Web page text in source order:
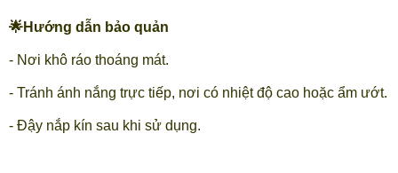
🌟Hướng dẫn bảo quản
- Nơi khô ráo thoáng mát.
- Tránh ánh nắng trực tiếp, nơi có nhiệt độ cao hoặc ẩm ướt.
- Đậy nắp kín sau khi sử dụng.